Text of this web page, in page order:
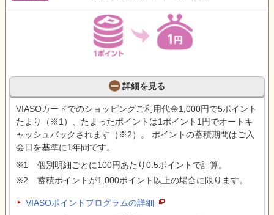
詳細を見る
VIASOカードでのショッピングご利用代金1,000円で5ポイント
たまり（※1）、たまったポイントは1ポイント1円でオートキ
ャッシュバックされます（※2）。 ポイントの蓄積期間はご入
会日を基準に1年間です。
個別明細ごとに100円あたり0.5ポイントで計算。
蓄積ポイントが1,000ポイント以上の場合に限ります。
VIASOポイントプログラムの詳細